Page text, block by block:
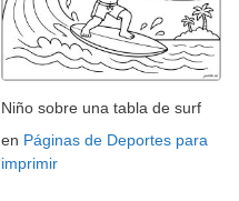
Niño sobre una tabla de surf
en Páginas de Deportes para
imprimir